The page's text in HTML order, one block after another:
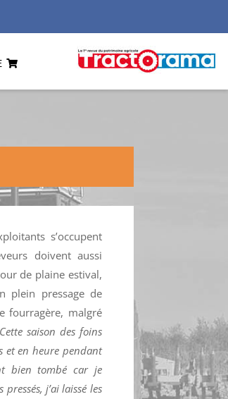
s’occupent
doivent aussi
de plaine estival,
plein pressage de
fourragère, malgré
saison des foins
et en heure pendant
bien tombé car je
j’ai laissé les